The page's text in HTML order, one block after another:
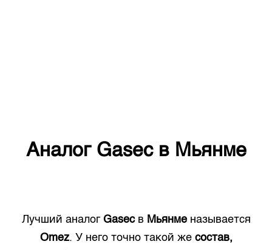
Аналог Gasecв Мьянме
Лучший аналог Gasecв Мьянменазывается
Omez. У него точно такой же состав,